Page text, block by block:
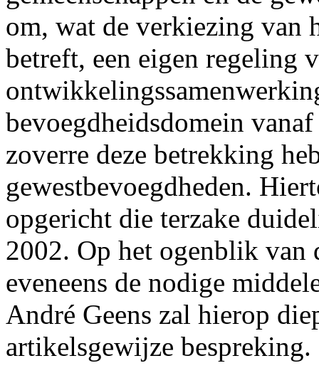
om, wat de verkiezing van
betreft, een eigen regeling
bevoegdheidsdomein
zoverre deze betrekking
gewestbevoegdheden.
opgericht die terzake
2002. Op het ogenblik van
eveneens de nodige
André Geens zal hierop
artikelsgewijze bespreking.